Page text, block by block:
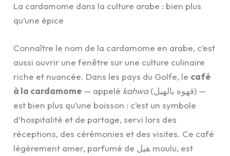
La cardamome dans la culture arabe : bien plus
qu’une épice
Connaître le nom de la cardamome en arabe, c’est
aussi ouvrir une fenêtre sur une culture culinaire
riche et nuancée. Dans les pays du Golfe, le café
à la cardamome — appelé kahwa(قهوة بالهيل) —
est bien plus qu’une boisson : c’est un symbole
d’hospitalité et de partage, servi lors des
réceptions, des cérémonies et des visites. Ce café
légèrement amer, parfumé de هيل moulu, est